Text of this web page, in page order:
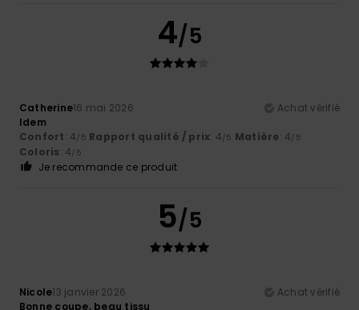
4/5
Catherine16 mai 2026
Achat vérifié
Idem
Confort: 4/5 Rapport qualité / prix: 4/5 Matière: 4/5
Coloris: 4/5
Je recommande ce produit
5/5
Nicole13 janvier 2026
Achat vérifié
Bonne coupe, beau tissu